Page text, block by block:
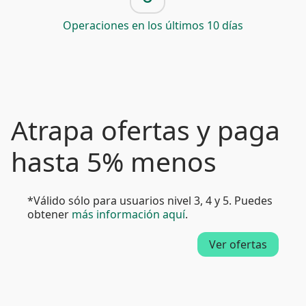
Operaciones en los últimos 10 días
Atrapa ofertas y paga
hasta 5% menos
*Válido sólo para usuarios nivel 3, 4 y 5. Puedes
obtener más información aquí.
Ver ofertas